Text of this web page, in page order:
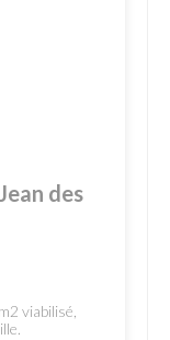
des
viabilisé,